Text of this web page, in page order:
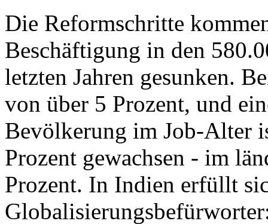
Die Reformschritte
Beschäftigung in den
letzten Jahren gesunken.
von über 5 Prozent, und
Bevölkerung im Job-Alter
Prozent gewachsen - im
Prozent. In Indien erfüllt